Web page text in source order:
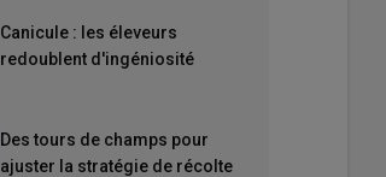
Canicule : les éleveurs
redoublent d'ingéniosité
Des tours de champs pour
ajuster la stratégie de récolte